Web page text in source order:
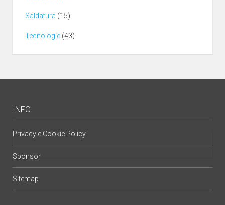
Saldatura (15)
Tecnologie (43)
INFO
Privacy e Cookie Policy
Sponsor
Sitemap